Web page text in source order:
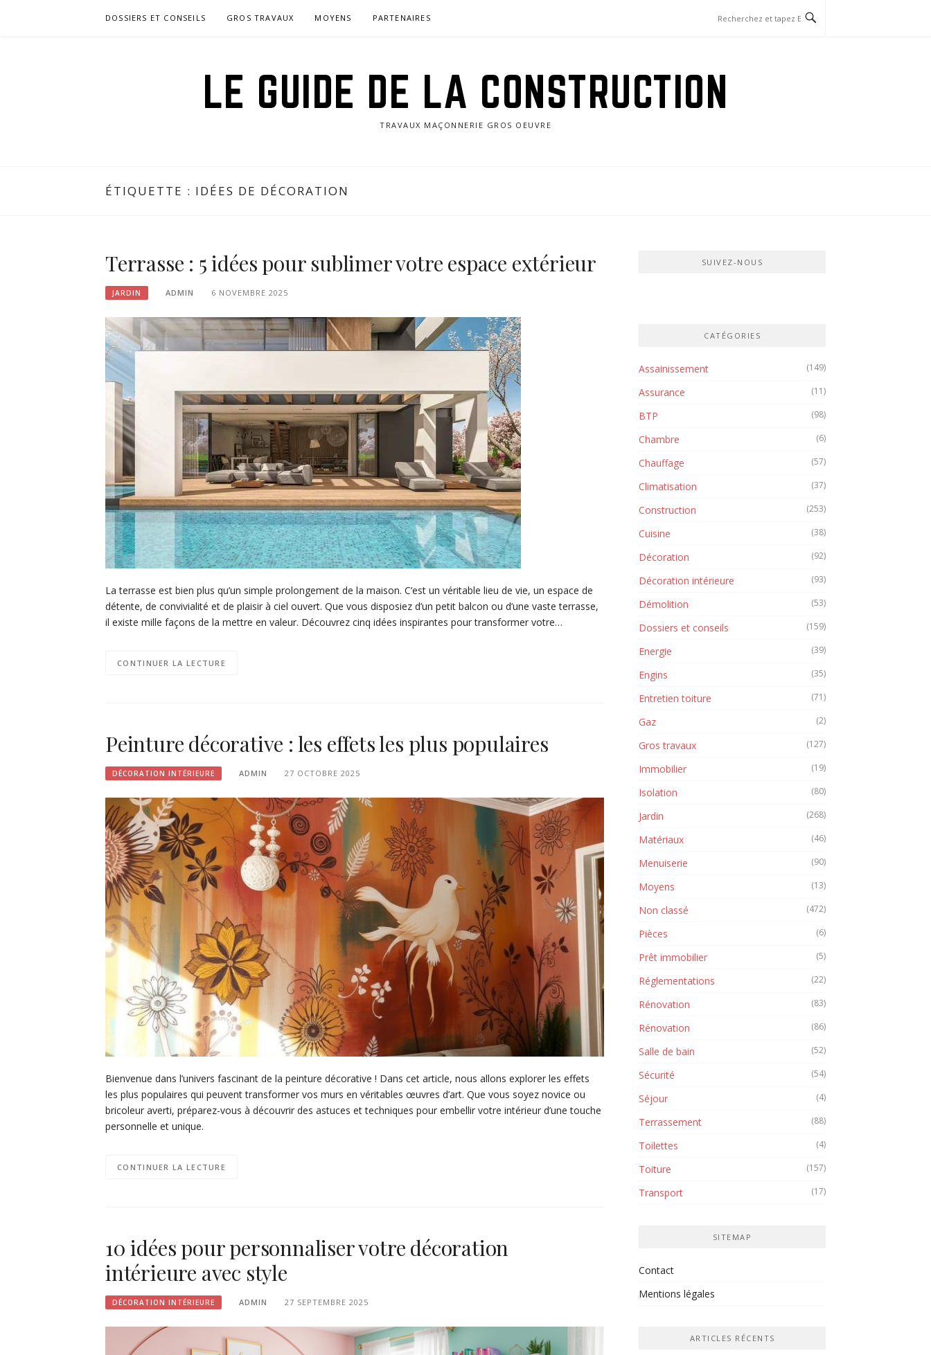
DOSSIERS ET CONSEILS GROS TRAVAUX MOYENS PARTENAIRES
LE GUIDE DE LA CONSTRUCTION
TRAVAUX MAÇONNERIE GROS OEUVRE
ÉTIQUETTE : IDÉES DE DÉCORATION
Terrasse : 5 idées pour sublimer votre espace extérieur
JARDIN ADMIN 6 NOVEMBRE 2025
La terrasse est bien plus qu’un simple prolongement de la maison. C’est un véritable lieu de vie, un espace de
détente, de convivialité et de plaisir à ciel ouvert. Que vous disposiez d’un petit balcon ou d’une vaste terrasse,
il existe mille façons de la mettre en valeur. Découvrez cinq idées inspirantes pour transformer votre…
CONTINUER LA LECTURE
Peinture décorative : les effets les plus populaires
DÉCORATION INTÉRIEURE ADMIN 27 OCTOBRE 2025
Bienvenue dans l’univers fascinant de la peinture décorative ! Dans cet article, nous allons explorer les effets
les plus populaires qui peuvent transformer vos murs en véritables œuvres d’art. Que vous soyez novice ou
bricoleur averti, préparez-vous à découvrir des astuces et techniques pour embellir votre intérieur d’une touche
personnelle et unique.
CONTINUER LA LECTURE
10 idées pour personnaliser votre décoration
intérieure avec style
DÉCORATION INTÉRIEURE ADMIN 27 SEPTEMBRE 2025
SUIVEZ-NOUS
CATÉGORIES
Assainissement (149)
Assurance (11)
BTP (98)
Chambre (6)
Chauffage (57)
Climatisation (37)
Construction (253)
Cuisine (38)
Décoration (92)
Décoration intérieure (93)
Démolition (53)
Dossiers et conseils (159)
Energie (39)
Engins (35)
Entretien toiture (71)
Gaz (2)
Gros travaux (127)
Immobilier (19)
Isolation (80)
Jardin (268)
Matériaux (46)
Menuiserie (90)
Moyens (13)
Non classé (472)
Pièces (6)
Prêt immobilier (5)
Réglementations (22)
Rénovation (83)
Rénovation (86)
Salle de bain (52)
Sécurité (54)
Séjour (4)
Terrassement (88)
Toilettes (4)
Toiture (157)
Transport (17)
SITEMAP
Contact
Mentions légales
ARTICLES RÉCENTS